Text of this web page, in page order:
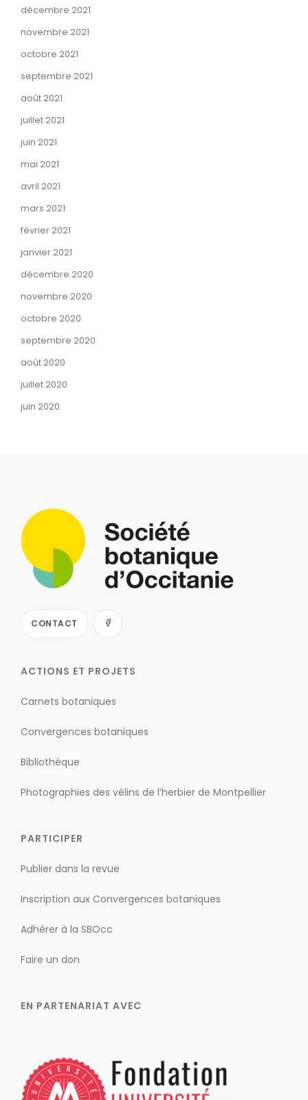
décembre 2021
novembre 2021
octobre 2021
septembre 2021
août 2021
juillet 2021
juin 2021
mai 2021
avril 2021
mars 2021
février 2021
janvier 2021
décembre 2020
novembre 2020
octobre 2020
septembre 2020
août 2020
juillet 2020
juin 2020
CONTACT
ACTIONS ET PROJETS
Carnets botaniques
Convergences botaniques
Bibliothèque
Photographies des vélins de l’herbier de Montpellier
PARTICIPER
Publier dans la revue
Inscription aux Convergences botaniques
Adhérer à la SBOcc
Faire un don
EN PARTENARIAT AVEC